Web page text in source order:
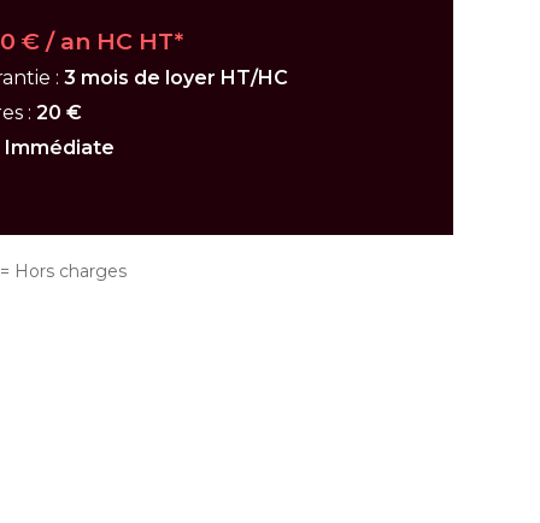
€ / an HC HT*
: 3 mois de loyer HT/HC
: 20 €
Immédiate
Hors charges